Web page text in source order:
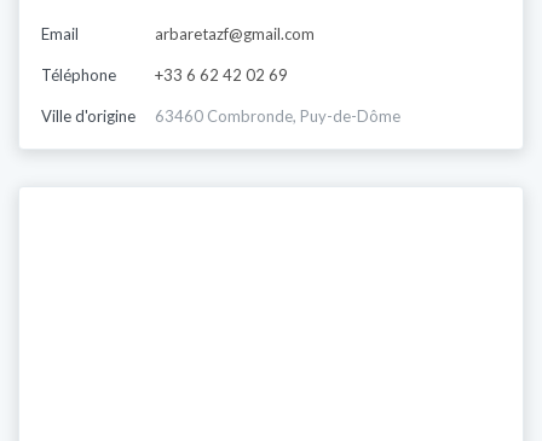
Email arbaretazf@gmail.com
Téléphone +33 6 62 42 02 69
Ville d'origine 63460 Combronde, Puy-de-Dôme